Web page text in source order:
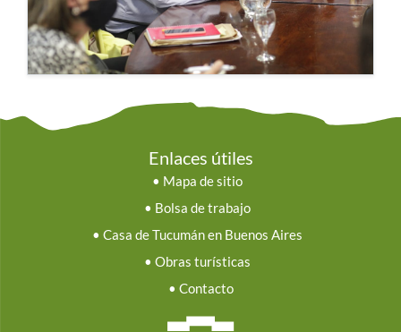
Enlaces útiles
• Mapa de sitio
• Bolsa de trabajo
• Casa de Tucumán en Buenos Aires
• Obras turísticas
• Contacto